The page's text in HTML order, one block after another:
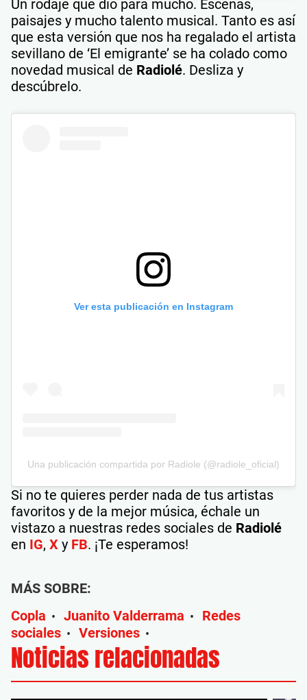
Un rodaje que dio para mucho. Escenas,
paisajes y mucho talento musical. Tanto es así
que esta versión que nos ha regalado el artista
sevillano de ‘El emigrante’ se ha colado como
novedad musical de Radiolé. Desliza y
descúbrelo.
Ver esta publicación en Instagram
Una publicación compartida por Radiole (@radiole_oficial)
Si no te quieres perder nada de tus artistas
favoritos y de la mejor música, échale un
vistazo a nuestras redes sociales de Radiolé
en IG, X y FB. ¡Te esperamos!
MÁS SOBRE:
Copla • Juanito Valderrama • Redes
sociales • Versiones •
Noticias relacionadas